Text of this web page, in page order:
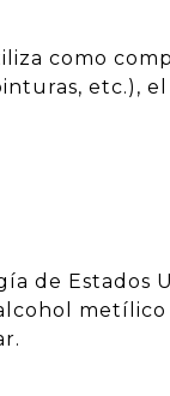
como
etc.),
de Estados
metílico